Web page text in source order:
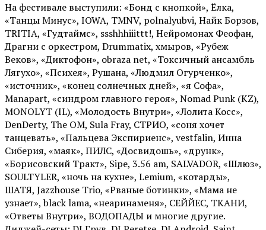
На фестивале выступили: «Бонд с кнопкой», Ёлка,
«Танцы Минус», IOWA, TMNV, polnalyubvi, Найк Борзов,
TRITIA, «Гудтаймс», ssshhhiiittt!, Нейромонах Феофан,
Драгни с оркестром, Drummatix, хмыров, «Рубеж
Веков», «Диктофон», obraza net, «Токсичный ансамбль
Лягухо», «Психея», Рушана, «Людмил Огурченко»,
«источник», «конец солнечных дней», «я Софа»,
Manapart, «синдром главного героя», Nomad Punk (KZ),
MONOLYT (IL), «Молодость Внутри», «Лолита Косс»,
DenDerty, The OM, Sula Fray, СТРИО, «соня хочет
танцевать», «Пальцева Экспириенс», vestfalin, Инна
Сиберия, «маяк», ПИЛС, «Досвидошь», «друнк»,
«Борисовский Тракт», Sipe, 3.56 am, SALVADOR, «Шлюз»,
SOULTYLER, «ночь на кухне», Lemium, «котарды»,
ШАТЯ, Jazzhouse Trio, «Рваные ботинки», «Мама не
узнает», black lama, «неаринаменя», СЕЙЙЕС, ТКАНИ,
«Ответы Внутри», ВОДОПАДЫ и многие другие.